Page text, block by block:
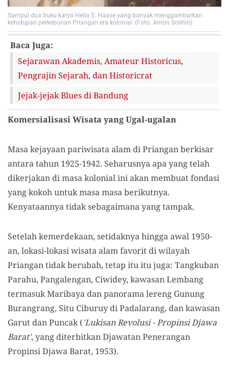
Sampul dua buku karya Hella S. Haase yang banyak menggambarkan
kehidupan perkebunan Priangan era kolonial. (Foto: Anton Solihin)
Baca Juga:
Sejarawan Akademis, Amateur Historicus,
Pengrajin Sejarah, dan Historicrat
Jejak-jejak Blues di Bandung
Komersialisasi Wisata yang Ugal-ugalan
Masa kejayaan pariwisata alam di Priangan berkisar
antara tahun 1925-1942. Seharusnya apa yang telah
dikerjakan di masa kolonial ini akan membuat fondasi
yang kokoh untuk masa masa berikutnya.
Kenyataannya tidak sebagaimana yang tampak.
Setelah kemerdekaan, setidaknya hingga awal 1950-
an, lokasi-lokasi wisata alam favorit di wilayah
Priangan tidak berubah, tetap itu itu juga: Tangkuban
Parahu, Pangalengan, Ciwidey, kawasan Lembang
termasuk Maribaya dan panorama lereng Gunung
Burangrang, Situ Ciburuy di Padalarang, dan kawasan
Garut dan Puncak ('Lukisan Revolusi - Propinsi Djawa
Barat', yang diterbitkan Djawatan Penerangan
Propinsi Djawa Barat, 1953).